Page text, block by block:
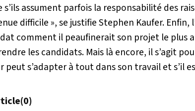
s’ils assument parfois la responsabilité des
difficile », se justifie Stephen Kaufer. Enfin,
comment il peaufinerait son projet le plus
les candidats. Mais là encore, il s’agit
s’adapter à tout dans son travail et s’il
(0)